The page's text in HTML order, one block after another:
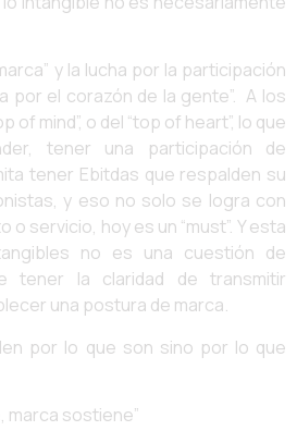
y la lucha por la participación
por el corazón de la gente”. A los
of mind”, o del “top of heart”, lo que
tener una participación de
tener Ebitdas que respalden su
y eso no solo se logra con
servicio, hoy es un “must”. Y esta
no es una cuestión de
tener la claridad de transmitir
una postura de marca.
por lo que son sino por lo que
marca sostiene”